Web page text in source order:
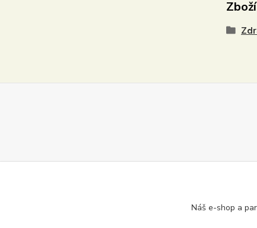
Náš e-shop a